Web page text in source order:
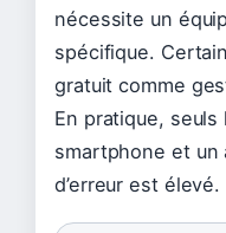
nécessite un
spécifique.
gratuit comme
En pratique,
smartphone et un
d’erreur est élevé.